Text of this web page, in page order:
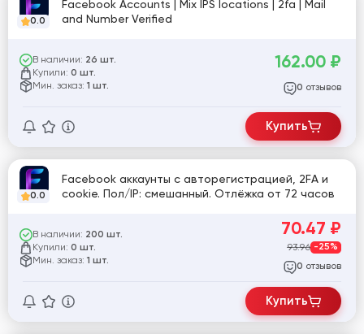
0.0
Facebook Accounts | Mix IPS locations | 2fa | Mail
and Number Verified
В наличии: 26 шт.
Купили: 0 шт.
Мин. заказ: 1 шт.
162.00 ₽
0 отзывов
Купить
0.0
Facebook аккаунты с авторегистрацией, 2FA и
cookie. Пол/IP: смешанный. Отлёжка от 72 часов
В наличии: 200 шт.
Купили: 0 шт.
Мин. заказ: 1 шт.
70.47 ₽
93.96 -25%
0 отзывов
Купить